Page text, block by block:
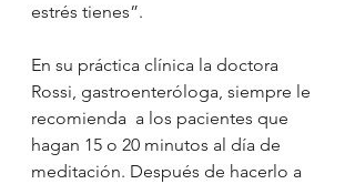
estrés tienes”.
En su práctica clínica la doctora
Rossi, gastroenteróloga, siempre le
recomienda  a los pacientes que
hagan 15 o 20 minutos al día de
meditación. Después de hacerlo a